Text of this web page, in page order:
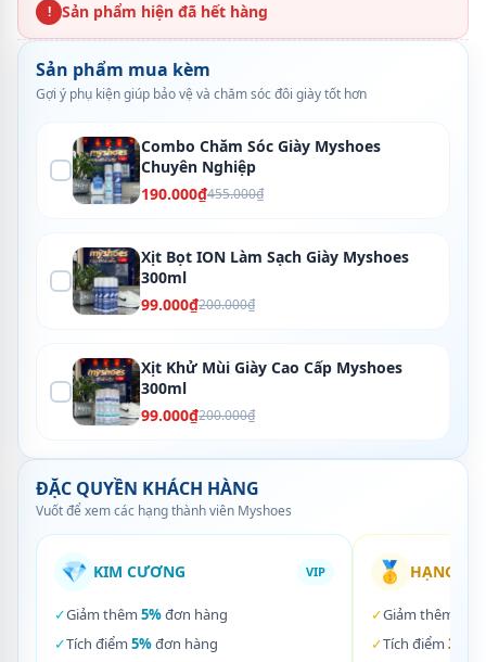
! Sản phẩm hiện đã hết hàng
Sản phẩm mua kèm
Gợi ý phụ kiện giúp bảo vệ và chăm sóc đôi giày tốt hơn
Combo Chăm Sóc Giày Myshoes
Chuyên Nghiệp
190.000₫455.000₫
Xịt Bọt ION Làm Sạch Giày Myshoes
300ml
99.000₫200.000₫
Xịt Khử Mùi Giày Cao Cấp Myshoes
300ml
99.000₫200.000₫
ĐẶC QUYỀN KHÁCH HÀNG
Vuốt để xem các hạng thành viên Myshoes
💎 KIM CƯƠNG VIP
✓Giảm thêm 5%đơn hàng
✓Tích điểm 5%đơn hàng
🥇 HẠNG
✓Giảm thêm
✓Tích điểm 3%